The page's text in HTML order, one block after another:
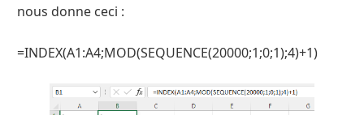
nous donne ceci :
=INDEX(A1:A4;MOD(SEQUENCE(20000;1;0;1);4)+1)